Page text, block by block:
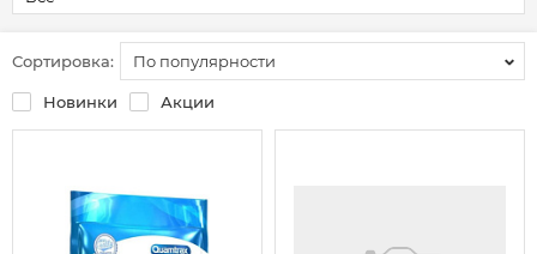
Сортировка: По популярности
Новинки Акции